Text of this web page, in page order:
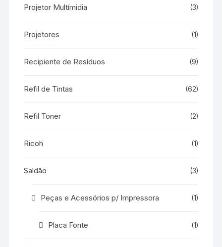
Projetor Multímidia (3)
Projetores (1)
Recipiente de Resíduos (9)
Refil de Tintas (62)
Refil Toner (2)
Ricoh (1)
Saldão (3)
Peças e Acessórios p/ Impressora (1)
Placa Fonte (1)